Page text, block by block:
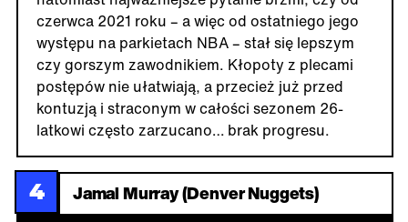
czerwca 2021 roku – a więc od ostatniego jego
występu na parkietach NBA – stał się lepszym
czy gorszym zawodnikiem. Kłopoty z plecami
postępów nie ułatwiają, a przecież już przed
kontuzją i straconym w całości sezonem 26-
latkowi często zarzucano… brak progresu.
4 Jamal Murray (Denver Nuggets)